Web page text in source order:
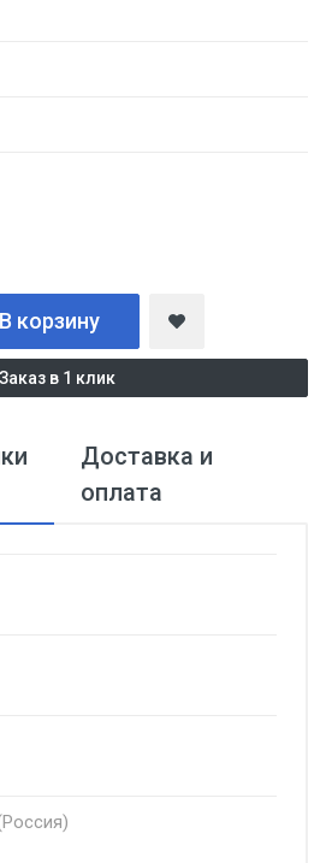
В корзину
Заказ в 1 клик
Доставка и
оплата